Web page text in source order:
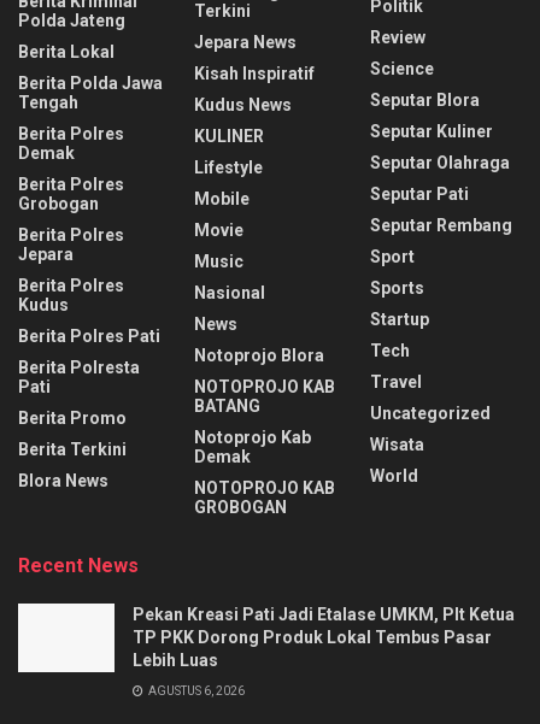
Polda Jateng
Berita Lokal
Berita Polda Jawa
Tengah
Berita Polres
Demak
Berita Polres
Grobogan
Berita Polres
Jepara
Berita Polres
Kudus
Berita Polres Pati
Berita Polresta
Pati
Berita Promo
Berita Terkini
Blora News
Terkini
Jepara News
Kisah Inspiratif
Kudus News
KULINER
Lifestyle
Mobile
Movie
Music
Nasional
News
Notoprojo Blora
NOTOPROJO KAB
BATANG
Notoprojo Kab
Demak
NOTOPROJO KAB
GROBOGAN
Politik
Review
Science
Seputar Blora
Seputar Kuliner
Seputar Olahraga
Seputar Pati
Seputar Rembang
Sport
Sports
Startup
Tech
Travel
Uncategorized
Wisata
World
Recent News
Pekan Kreasi Pati Jadi Etalase UMKM, Plt Ketua
TP PKK Dorong Produk Lokal Tembus Pasar
Lebih Luas
AGUSTUS 6, 2026